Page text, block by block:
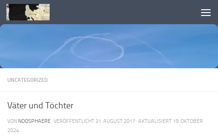
Skip to content
UNCATEGORIZED
Väter und Töchter
VON NOOSPHAERE · VERÖFFENTLICHT 31. AUGUST 2017 · AKTUALISIERT 19. OKTOBER
2024